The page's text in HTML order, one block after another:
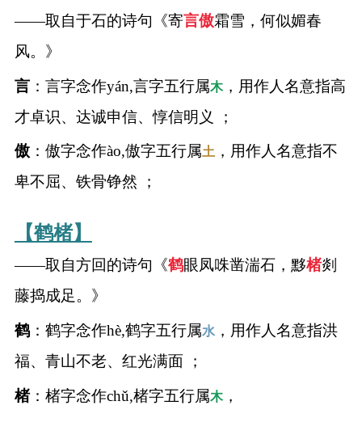
——取自于石的诗句《寄言傲霜雪，何似媚春
风。》
言：言字念作yán,言字五行属木，用作人名意指高
才卓识、达诚申信、惇信明义 ；
傲：傲字念作ào,傲字五行属土，用作人名意指不
卑不屈、铁骨铮然 ；
【鹤楮】
——取自方回的诗句《鹤眼凤咮凿湍石，黟楮剡
藤捣成足。》
鹤：鹤字念作hè,鹤字五行属水，用作人名意指洪
福、青山不老、红光满面 ；
楮：楮字念作chǔ,楮字五行属木，